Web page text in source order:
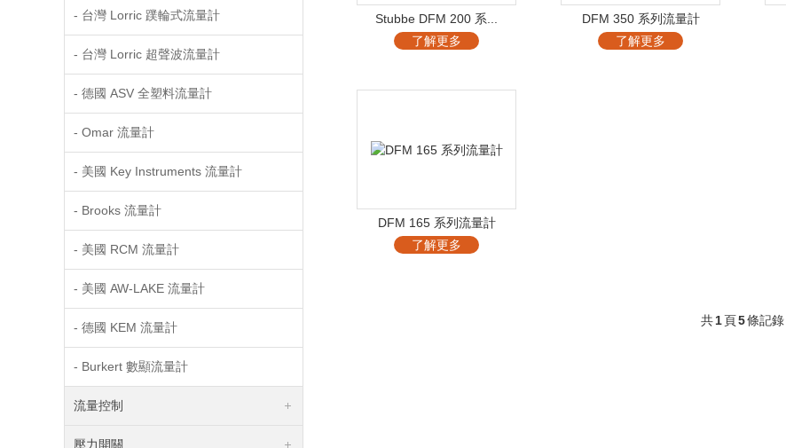
- 台灣 Lorric 蹼輪式流量計
- 台灣 Lorric 超聲波流量計
- 德國 ASV 全塑料流量計
- Omar 流量計
- 美國 Key Instruments 流量計
- Brooks 流量計
- 美國 RCM 流量計
- 美國 AW-LAKE 流量計
- 德國 KEM 流量計
- Burkert 數顯流量計
流量控制
壓力開關
Stubbe DFM 200 系...
了解更多
DFM 350 系列流量計
了解更多
DFM 165 系列流量計
了解更多
共1頁5條記錄